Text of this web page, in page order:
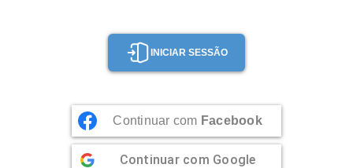
INICIAR SESSÃO
Continuar com Facebook
Continuar com Google